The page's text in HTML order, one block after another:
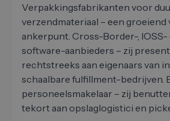
Verpakkingsfabrikanten voor
verzendmateriaal – een
ankerpunt. Cross-Border-, IOSS-
software-aanbieders – zij
rechtstreeks aan eigenaars van
schaalbare fulfillment-bedrijven.
personeelsmakelaar – zij
tekort aan opslaglogistici en